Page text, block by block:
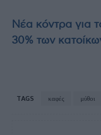
Νέα κόντρα για
30% των
TAGS καφές μύθοι